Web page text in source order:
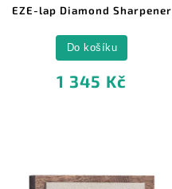
EZE-lap Diamond Sharpener
1 345 Kč
Do košíku